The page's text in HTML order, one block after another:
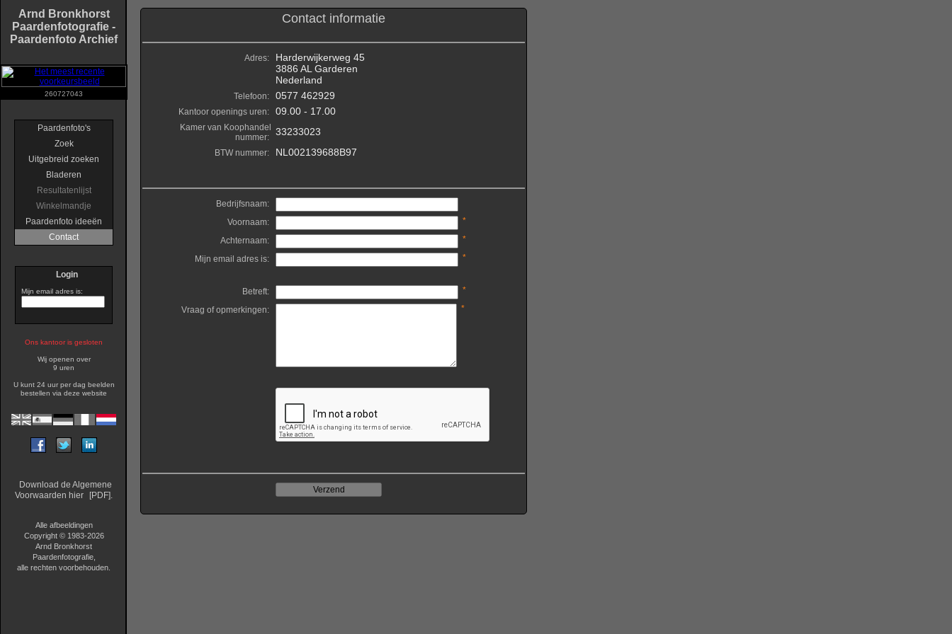
Arnd Bronkhorst
Paardenfotografie -
Paardenfoto Archief
260727043
Paardenfoto's
Zoek
Uitgebreid zoeken
Bladeren
Resultatenlijst
Winkelmandje
Paardenfoto ideeën
Contact
Login
Mijn email adres is:
Ons kantoor is gesloten
Wij openen over
9 uren
U kunt 24 uur per dag beelden
bestellen via deze website
Download de Algemene
Voorwaarden hier
[PDF].
Alle afbeeldingen
Copyright © 1983-2026
Arnd Bronkhorst
Paardenfotografie,
alle rechten voorbehouden.
Contact informatie
Adres:
Harderwijkerweg 45
3886 AL Garderen
Nederland
Telefoon: 0577 462929
Kantoor openings uren: 09.00 - 17.00
Kamer van Koophandel
nummer:
33233023
BTW nummer: NL002139688B97
Bedrijfsnaam:
Voornaam:
*
Achternaam:
*
Mijn email adres is:
*
Betreft:
*
Vraag of opmerkingen:
*